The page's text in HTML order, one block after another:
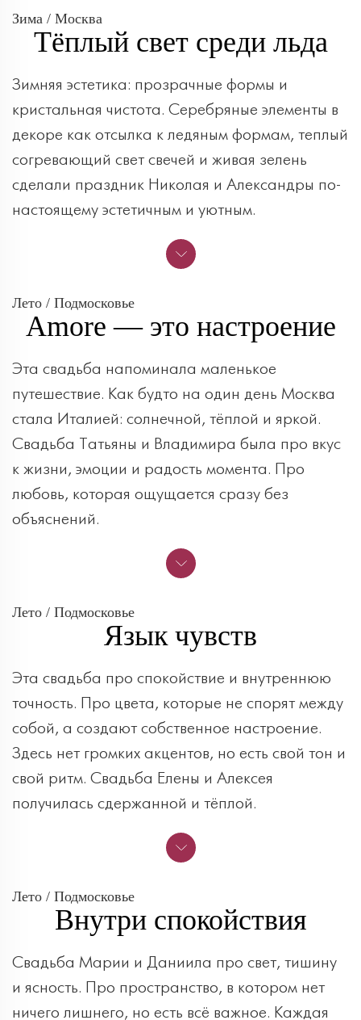
Зима / Москва
Тёплый свет среди льда
Зимняя эстетика: прозрачные формы и
кристальная чистота. Серебряные элементы в
декоре как отсылка к ледяным формам, теплый
согревающий свет свечей и живая зелень
сделали праздник Николая и Александры по-
настоящему эстетичным и уютным.
Лето / Подмосковье
Amore — это настроение
Эта свадьба напоминала маленькое
путешествие. Как будто на один день Москва
стала Италией: солнечной, тёплой и яркой.
Свадьба Татьяны и Владимира была про вкус
к жизни, эмоции и радость момента. Про
любовь, которая ощущается сразу без
объяснений.
Лето / Подмосковье
Язык чувств
Эта свадьба про спокойствие и внутреннюю
точность. Про цвета, которые не спорят между
собой, а создают собственное настроение.
Здесь нет громких акцентов, но есть свой тон и
свой ритм. Свадьба Елены и Алексея
получилась сдержанной и тёплой.
Лето / Подмосковье
Внутри спокойствия
Свадьба Марии и Даниила про свет, тишину
и ясность. Про пространство, в котором нет
ничего лишнего, но есть всё важное. Каждая